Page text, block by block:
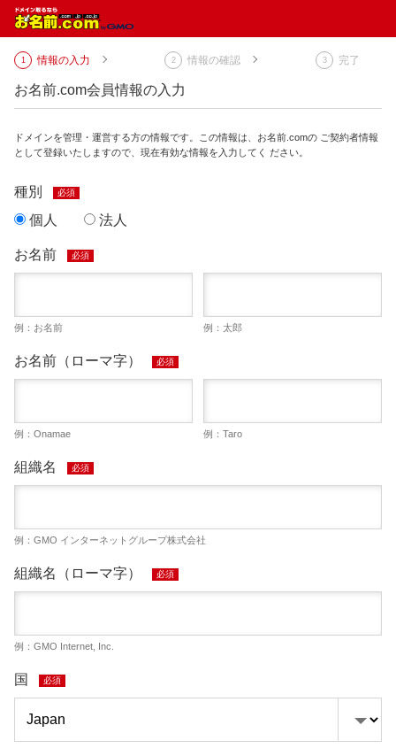
情報の入力 情報の確認 完了
お名前.com会員情報の入力
ドメインを管理・運営する方の情報です。この情報は、お名前.comの ご契約者情報
として登録いたしますので、現在有効な情報を入力してく ださい。
種別 必須
個人 法人
お名前 必須
例：お名前 例：太郎
お名前（ローマ字） 必須
例：Onamae 例：Taro
組織名 必須
例：GMO インターネットグループ株式会社
組織名（ローマ字） 必須
例：GMO Internet, Inc.
国 必須